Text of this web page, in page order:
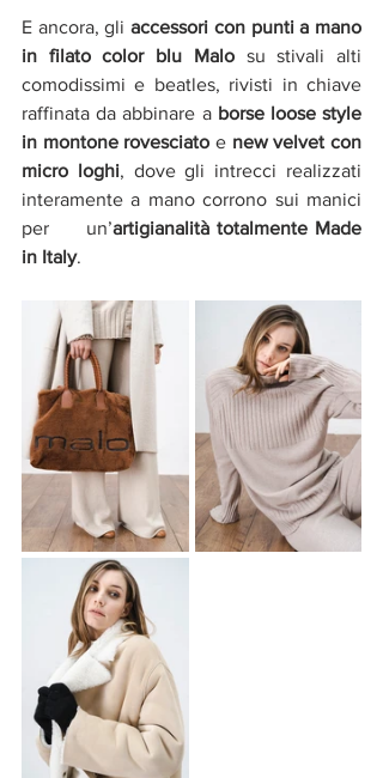
E ancora, gli accessori con punti a mano
in filato color blu Malo su stivali alti
comodissimi e beatles, rivisti in chiave
raffinata da abbinare a borse loose style
in montone rovesciato e new velvet con
micro loghi, dove gli intrecci realizzati
interamente a mano corrono sui manici
per     un’artigianalità totalmente Made
in Italy.